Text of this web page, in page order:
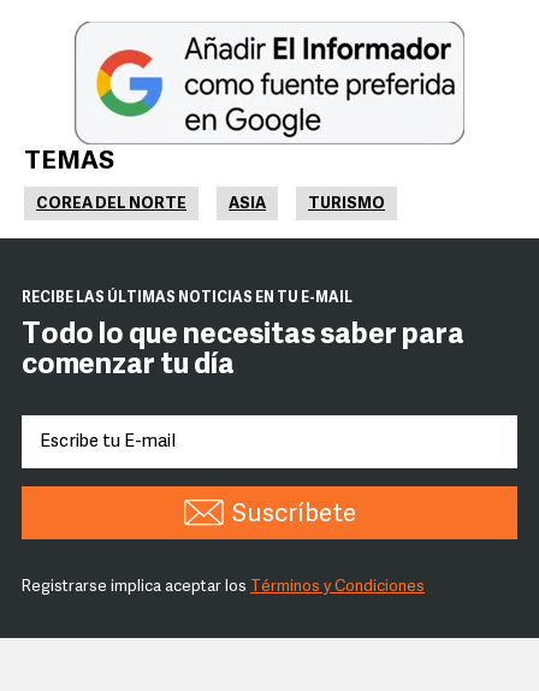
TEMAS
COREA DEL NORTE ASIA TURISMO
RECIBE LAS ÚLTIMAS NOTICIAS EN TU E-MAIL
Todo lo que necesitas saber para
comenzar tu día
Suscríbete
Registrarse implica aceptar los Términos y Condiciones